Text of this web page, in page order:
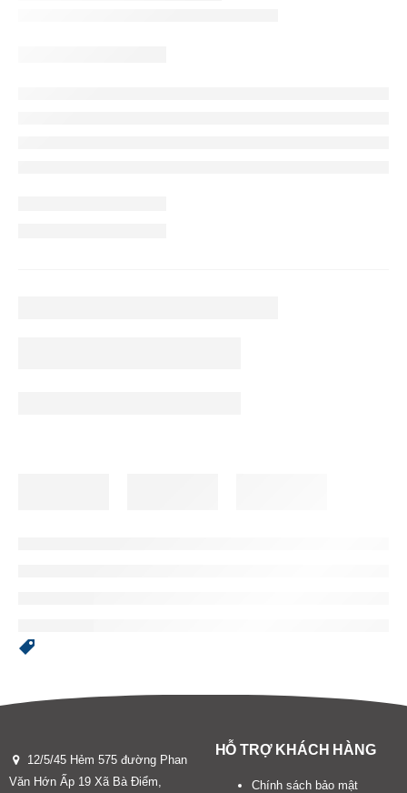
12/5/45 Hẻm 575 đường Phan
Văn Hớn Ấp 19 Xã Bà Điểm,
HỖ TRỢ KHÁCH HÀNG
Chính sách bảo mật